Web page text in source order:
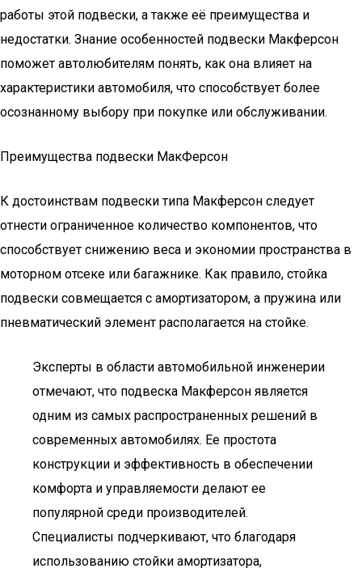
работы этой подвески, а также её преимущества и
недостатки. Знание особенностей подвески Макферсон
поможет автолюбителям понять, как она влияет на
характеристики автомобиля, что способствует более
осознанному выбору при покупке или обслуживании.
Преимущества подвески МакФерсон
К достоинствам подвески типа Макферсон следует
отнести ограниченное количество компонентов, что
способствует снижению веса и экономии пространства в
моторном отсеке или багажнике. Как правило, стойка
подвески совмещается с амортизатором, а пружина или
пневматический элемент располагается на стойке.
Эксперты в области автомобильной инженерии
отмечают, что подвеска Макферсон является
одним из самых распространенных решений в
современных автомобилях. Ее простота
конструкции и эффективность в обеспечении
комфорта и управляемости делают ее
популярной среди производителей.
Специалисты подчеркивают, что благодаря
использованию стойки амортизатора,